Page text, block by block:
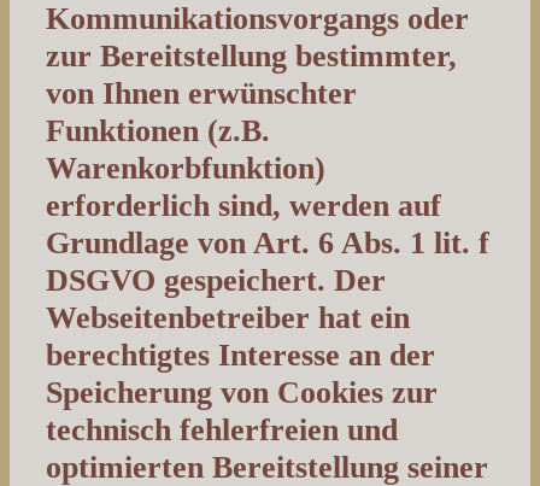
Kommunikationsvorgangs oder
zur Bereitstellung bestimmter,
von Ihnen erwünschter
Funktionen (z.B.
Warenkorbfunktion)
erforderlich sind, werden auf
Grundlage von Art. 6 Abs. 1 lit. f
DSGVO gespeichert. Der
Webseitenbetreiber hat ein
berechtigtes Interesse an der
Speicherung von Cookies zur
technisch fehlerfreien und
optimierten Bereitstellung seiner